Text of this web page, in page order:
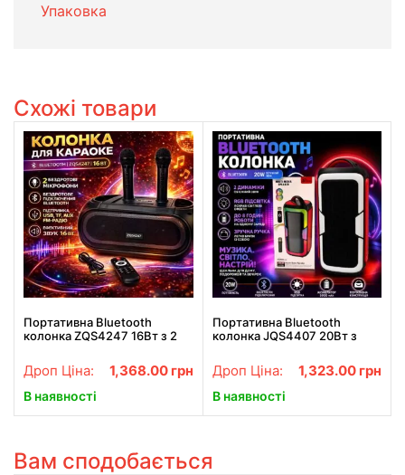
Упаковка
Схожі товари
Портативна Bluetooth
колонка ZQS4247 16Вт з 2
TF FM AUX
Дроп Ціна: 1,368.00 грн
В наявності
Портативна Bluetooth
колонка JQS4407 20Вт з
динаміками
Дроп Ціна: 1,323.00 грн
В наявності
Вам сподобається